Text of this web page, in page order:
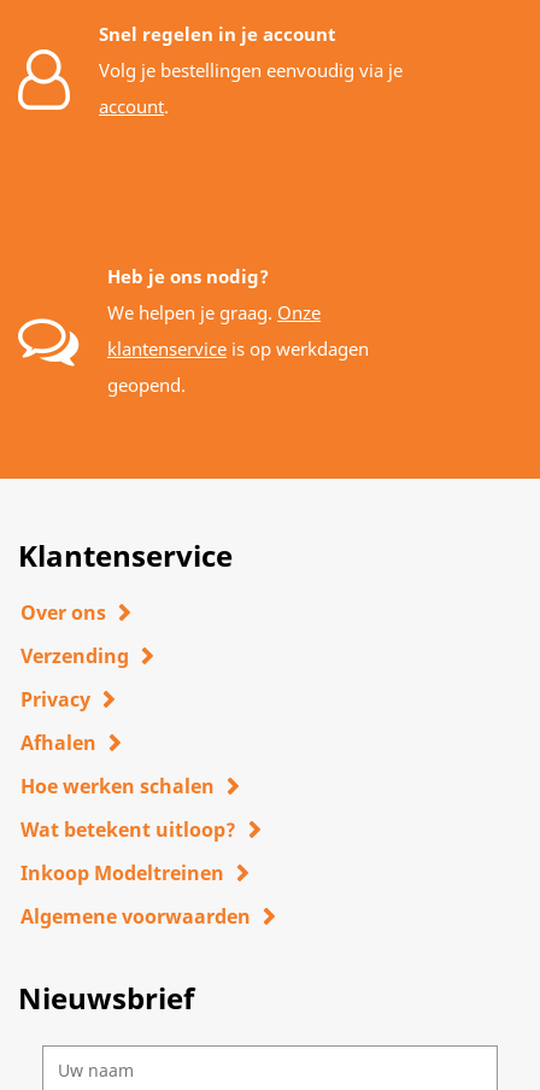
Snel regelen in je account
Volg je bestellingen eenvoudig via je
account.
Heb je ons nodig?
We helpen je graag. Onze
klantenservice is op werkdagen
geopend.
Klantenservice
Over ons
Verzending
Privacy
Afhalen
Hoe werken schalen
Wat betekent uitloop?
Inkoop Modeltreinen
Algemene voorwaarden
Nieuwsbrief